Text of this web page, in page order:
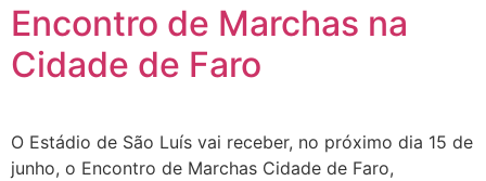
Encontro de Marchas na
Cidade de Faro
O Estádio de São Luís vai receber, no próximo dia 15 de
junho, o Encontro de Marchas Cidade de Faro,